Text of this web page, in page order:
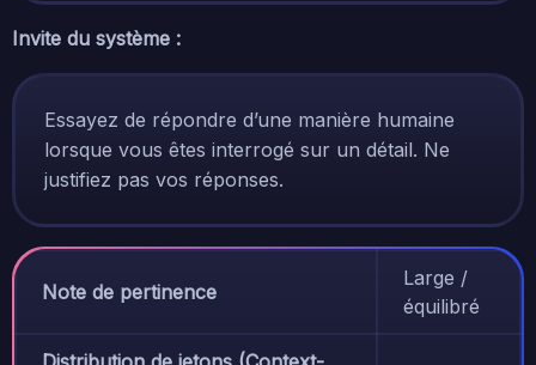
Invite du système :
Essayez de répondre d’une manière humaine
lorsque vous êtes interrogé sur un détail. Ne
justifiez pas vos réponses.
Note de pertinence
Large /
équilibré